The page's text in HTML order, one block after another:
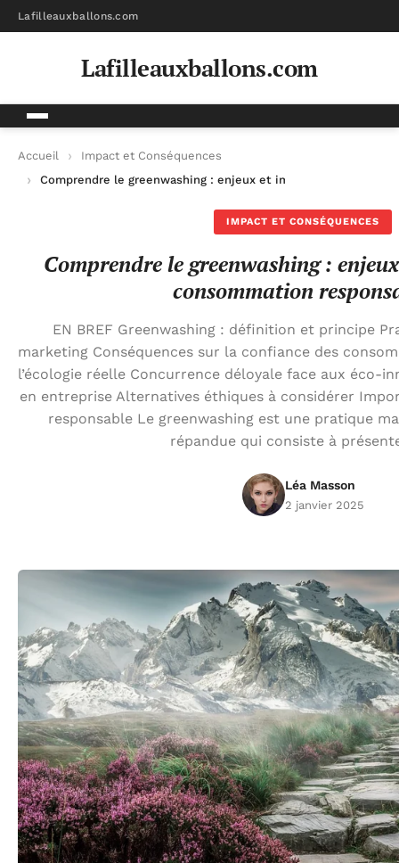
Lafilleauxballons.com
Lafilleauxballons.com
Accueil
Impact et Conséquences
Comprendre le greenwashing : enjeux et impacts sur la
IMPACT ET CONSÉQUENCES
Comprendre le greenwashing :
consommation
EN BREF Greenwashing : définition et principe
marketing Conséquences sur la confiance des
l’écologie réelle Concurrence déloyale face aux éco-
en entreprise Alternatives éthiques à considérer
responsable Le greenwashing est une pratique
répandue qui consiste à
Léa Masson
2 janvier 2025